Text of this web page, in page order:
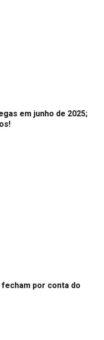
em junho de 2025;
por conta do